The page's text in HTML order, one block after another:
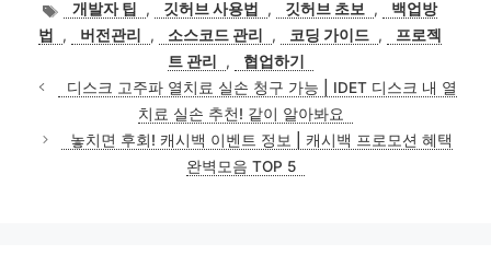
고
리
태개발자 팁 , 깃허브 사용법 , 깃허브 초보 ,
백업방
법
, 버전관리 , 소스코드 관리 , 코딩 가이드 ,
프로젝
트 관리
,
협업하기
디스크 고주파 열치료 실손 청구 가능 | IDET 디스크 내 열
치료 실손 추천! 같이 알아봐요
놓치면 후회! 캐시백 이벤트 정보 | 캐시백 프로모션 혜택
완벽모음 TOP 5